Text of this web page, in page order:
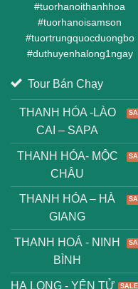
#tuorhanoithanhhoa
#tuorhanoisamson
#tuortrungquocduongbo
#duthuyenhalong1ngay
Tour Bán Chạy
THANH HÓA -LÀO
CAI – SAPA
THANH HÓA- MỘC
CHÂU
THANH HÓA – HÀ
GIANG
THANH HOÁ - NINH
BÌNH
HẠ LONG - YÊN TỬ